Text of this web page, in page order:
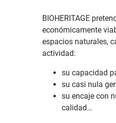
BIOHERITAGE
económicamente
espacios naturales,
actividad:
su capacidad
su casi nula
su encaje con
calidad…